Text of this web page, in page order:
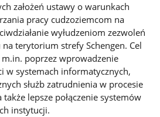
założeń ustawy o warunkach
pracy cudzoziemcom na
wyłudzeniom zezwoleń
terytorium strefy Schengen. Cel
poprzez wprowadzenie
w systemach informatycznych,
służb zatrudnienia w procesie
lepsze połączenie systemów
instytucji.